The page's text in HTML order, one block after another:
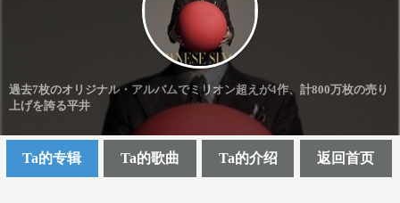
過去7枚のオリジナル・アルバムでミリオン超えが4作、計800万枚の売り
上げを誇る平井
Ta的专辑 Ta的歌曲 Ta的介绍 返回首页